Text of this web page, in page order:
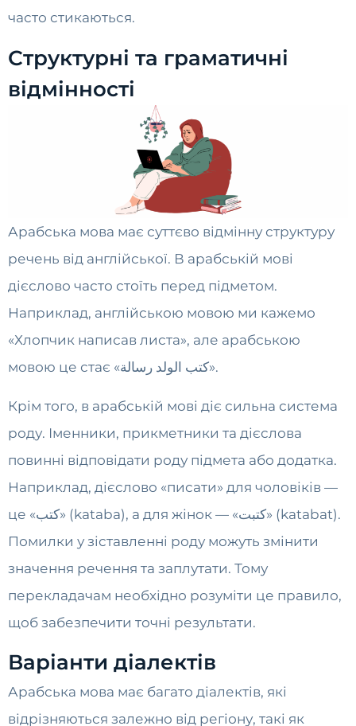
часто стикаються.
Структурні та граматичні
відмінності
Арабська мова має суттєво відмінну структуру
речень від англійської. В арабській мові
дієслово часто стоїть перед підметом.
Наприклад, англійською мовою ми кажемо
«Хлопчик написав листа», але арабською
мовою це стає «كتب الولد رسالة».
Крім того, в арабській мові діє сильна система
роду. Іменники, прикметники та дієслова
повинні відповідати роду підмета або додатка.
Наприклад, дієслово «писати» для чоловіків —
це «كتب» (kataba), а для жінок — «كتبت» (katabat).
Помилки у зіставленні роду можуть змінити
значення речення та заплутати. Тому
перекладачам необхідно розуміти це правило,
щоб забезпечити точні результати.
Варіанти діалектів
Арабська мова має багато діалектів, які
відрізняються залежно від регіону, такі як